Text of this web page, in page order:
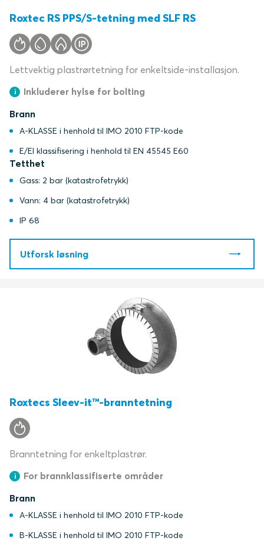
Roxtec RS PPS/S-tetning med SLF RS
Lettvektig plastrørtetning for enkeltside-installasjon.
Inkluderer hylse for bolting
Brann
A-KLASSE i henhold til IMO 2010 FTP-kode
E/EI klassifisering i henhold til EN 45545 E60
Tetthet
Gass: 2 bar (katastrofetrykk)
Vann: 4 bar (katastrofetrykk)
IP 68
Utforsk løsning
Roxtecs Sleev-it™-branntetning
Branntetning for enkeltplastrør.
For brannklassifiserte områder
Brann
A-KLASSE i henhold til IMO 2010 FTP-kode
B-KLASSE i henhold til IMO 2010 FTP-kode